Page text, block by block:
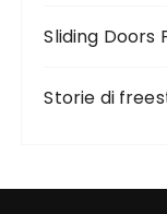
Sliding Doors
Storie di